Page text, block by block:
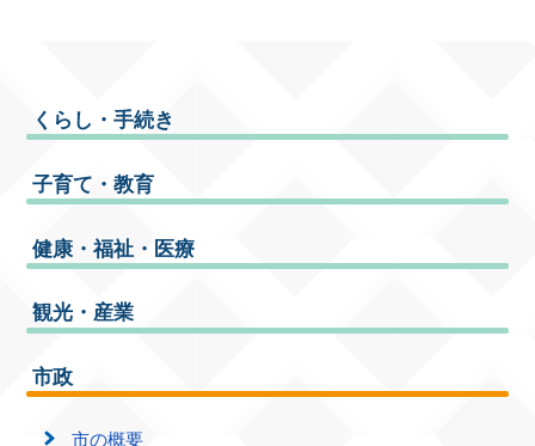
くらし・手続き
子育て・教育
健康・福祉・医療
観光・産業
市政
市の概要